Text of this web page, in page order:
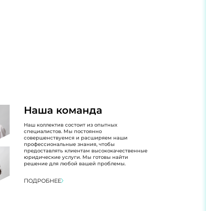
Наша команда
Наш коллектив состоит из опытных
специалистов. Мы постоянно
совершенствуемся и расширяем наши
профессиональные знания, чтобы
предоставлять клиентам высококачественные
юридические услуги. Мы готовы найти
решение для любой вашей проблемы.
ПОДРОБНЕЕ